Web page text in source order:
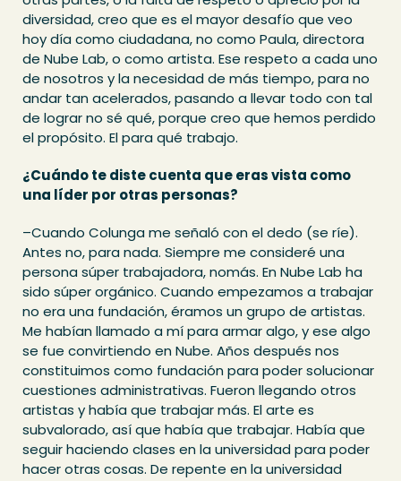
diversidad, creo que es el mayor desafío que veo
hoy día como ciudadana, no como Paula, directora
de Nube Lab, o como artista. Ese respeto a cada uno
de nosotros y la necesidad de más tiempo, para no
andar tan acelerados, pasando a llevar todo con tal
de lograr no sé qué, porque creo que hemos perdido
el propósito. El para qué trabajo.
¿Cuándo te diste cuenta que eras vista como
una líder por otras personas?
–Cuando Colunga me señaló con el dedo (se ríe).
Antes no, para nada. Siempre me consideré una
persona súper trabajadora, nomás. En Nube Lab ha
sido súper orgánico. Cuando empezamos a trabajar
no era una fundación, éramos un grupo de artistas.
Me habían llamado a mí para armar algo, y ese algo
se fue convirtiendo en Nube. Años después nos
constituimos como fundación para poder solucionar
cuestiones administrativas. Fueron llegando otros
artistas y había que trabajar más. El arte es
subvalorado, así que había que trabajar. Había que
seguir haciendo clases en la universidad para poder
hacer otras cosas. De repente en la universidad